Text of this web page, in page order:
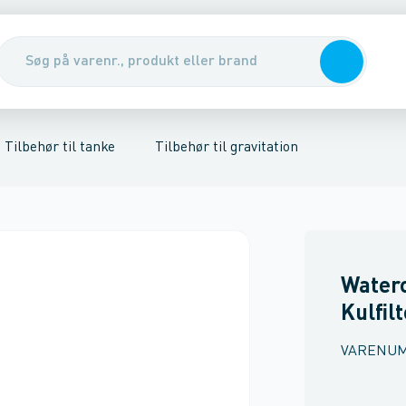
& udskillerePumper, pumpebrønde & ventiler
Tilbehør til tanke Tilbehør til gravitation
til samletankeTilbehør til regnvandstanke